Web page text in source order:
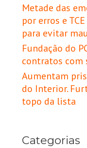
Metade das
por erros e
para evitar
Fundação do
contratos com
Aumentam
do Interior.
topo da lista
Categorias